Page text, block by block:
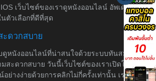
เว็บไซต์ของเราดูหนังออนไลน์ อัพเดทหนัง
ตัวเลือกที่ดีที่สุด
ดวกสบาย
ดูหนังออนไลน์ที่น่าสนใจด้วยระบบทันสมัย
สะดวกสบาย วันนี้เว็บไซต์ของเราเปิดให้
ย่างง่ายด้วยการคลิกไม่กี่ครั้งเท่านั้น เราเป็น